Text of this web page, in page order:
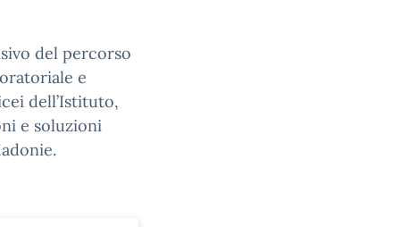
del percorso
e
dell’Istituto,
e soluzioni